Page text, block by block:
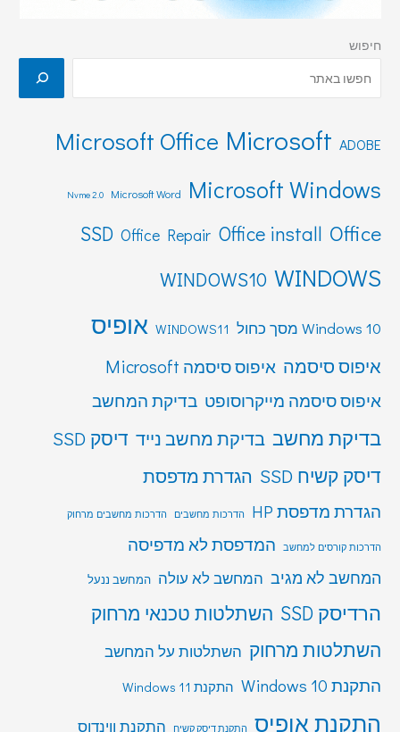
חיפוש
ADOBE
Microsoft
Microsoft Office
Microsoft Windows
Microsoft Word
Nvme 2.0
Office
Office install
Office Repair
SSD
WINDOWS
WINDOWS10
Windows 10 מסך כחול WINDOWS11 אופיס
איפוס סיסמה איפוס סיסמה Microsoft
איפוס סיסמה מייקרוסופט בדיקת המחשב
בדיקת מחשב בדיקת מחשב נייד דיסק SSD
דיסק קשיח SSD
הגדרת מדפסת
הגדרת מדפסת HP הדרכות מחשבים הדרכות מחשבים מרחוק
הדרכות קורסים למחשב המדפסת לא מדפיסה
המחשב לא מגיב המחשב לא עולה המחשב ננעל
הרדיסק SSD
השתלטות טכנאי מרחוק
השתלטות מרחוק השתלטות על המחשב
התקנת Windows 10 התקנת Windows 11
התקנת אופיס התקנת דיסק קשיח התקנת ווינדוס